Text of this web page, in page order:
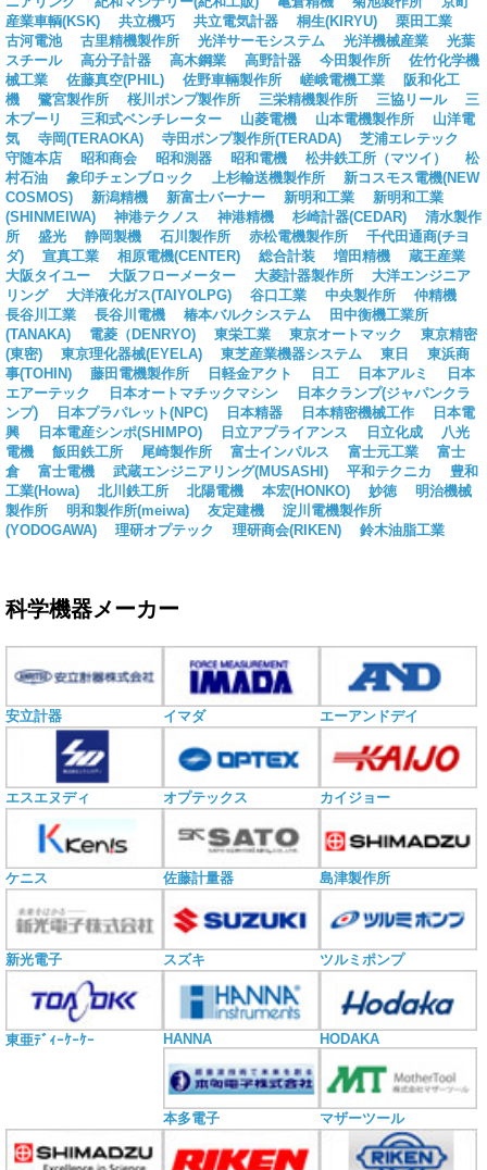
産業車輌(KSK)
共立機巧 共立電気計器 桐生(KIRYU)
栗田工業
古河電池
古里精機製作所 光洋サーモシステム 光洋機械産業
光葉
スチール
高分子計器 高木鋼業 高野計器 今田製作所
佐竹化学機
械工業
佐藤真空(PHIL) 佐野車輛製作所 嵯峨電機工業
阪和化工
機
鷺宮製作所 桜川ポンプ製作所 三栄精機製作所 三協リール
三
木プーリ
三和式ベンチレーター 山菱電機 山本電機製作所
山洋電
気
寺岡(TERAOKA) 寺田ポンプ製作所(TERADA)
芝浦エレテック
守随本店
昭和商会 昭和測器 昭和電機 松井鉄工所（マツイ）
松
村石油
象印チェンブロック 上杉輸送機製作所
新コスモス電機(NEW
COSMOS)
新潟精機 新富士バーナー 新明和工業
新明和工業
(SHINMEIWA)
神港テクノス 神港精機 杉崎計器(CEDAR)
清水製作
所
盛光 静岡製機 石川製作所 赤松電機製作所
千代田通商(チヨ
ダ)
宣真工業 相原電機(CENTER) 総合計装 増田精機
蔵王産業
大阪タイユー
大阪フローメーター 大菱計器製作所
大洋エンジニア
リング
大洋液化ガス(TAIYOLPG) 谷口工業 中央製作所
仲精機
長谷川工業
長谷川電機 椿本バルクシステム
田中衡機工業所
(TANAKA)
電菱（DENRYO) 東栄工業 東京オートマック
東京精密
(東密)
東京理化器械(EYELA) 東芝産業機器システム 東日
東浜商
事(TOHIN)
藤田電機製作所 日軽金アクト 日工 日本アルミ
日本
エアーテック
日本オートマチックマシン
日本クランプ(ジャパンクラ
ンプ)
日本プラパレット(NPC) 日本精器 日本精密機械工作
日本電
興
日本電産シンポ(SHIMPO) 日立アプライアンス 日立化成
八光
電機
飯田鉄工所 尾崎製作所 富士インパルス 富士元工業
富士
倉
富士電機 武蔵エンジニアリング(MUSASHI) 平和テクニカ
豊和
工業(Howa)
北川鉄工所 北陽電機 本宏(HONKO) 妙徳
明治機械
製作所
明和製作所(meiwa) 友定建機
淀川電機製作所
(YODOGAWA)
理研オプテック 理研商会(RIKEN) 鈴木油脂工業
科学機器メーカー
安立計器 イマダ エーアンドデイ
エスエヌディ オプテックス カイジョー
ケニス 佐藤計量器 島津製作所
新光電子 スズキ ツルミポンプ
東亜ﾃﾞｨｰｹｰｹｰ HANNA HODAKA
本多電子 マザーツール